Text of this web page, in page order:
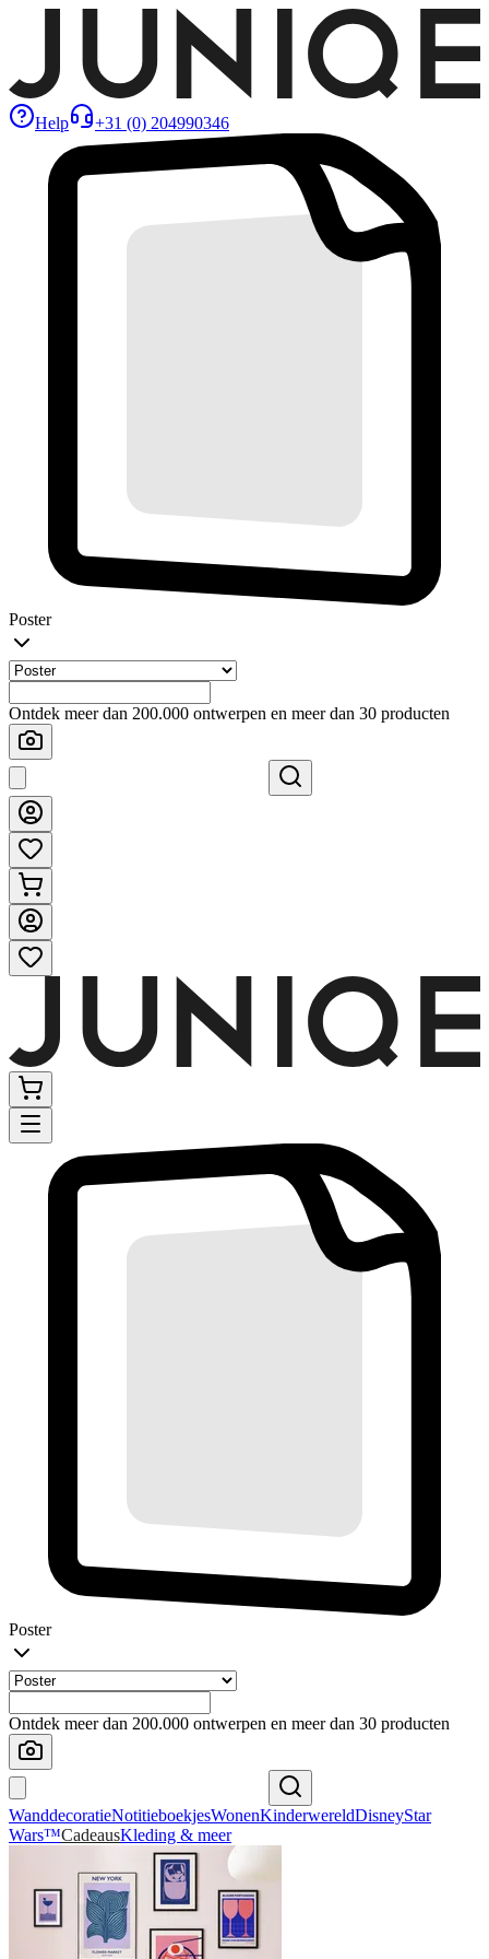
Help +31 (0) 204990346
Poster
Ontdek meer dan 200.000 ontwerpen en meer dan 30 producten
Poster
Ontdek meer dan 200.000 ontwerpen en meer dan 30 producten
WanddecoratieNotitieboekjesWonenKinderwereldDisneyStar
Wars™CadeausKleding & meer